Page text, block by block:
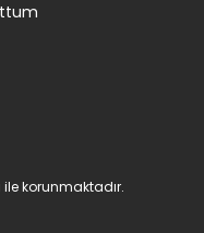
ile korunmaktadır.